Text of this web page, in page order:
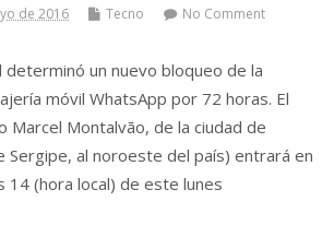
de 2016 Tecno No Comment
determinó un nuevo bloqueo de la
móvil WhatsApp por 72 horas. El
Marcel Montalvão, de la ciudad de
Sergipe, al noroeste del país) entrará en
14 (hora local) de este lunes